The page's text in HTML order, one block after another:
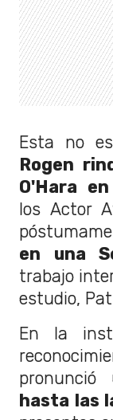
Esta no
Rogen
O'Hara
los Actor
en una
trabajo
estudio,
En la
hasta las